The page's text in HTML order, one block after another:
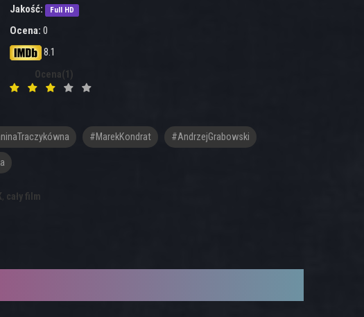
Jakość:
Full HD
Ocena: 0
8.1
Ocena(1)
#MarekKondrat #AndrzejGrabowski
, cały film